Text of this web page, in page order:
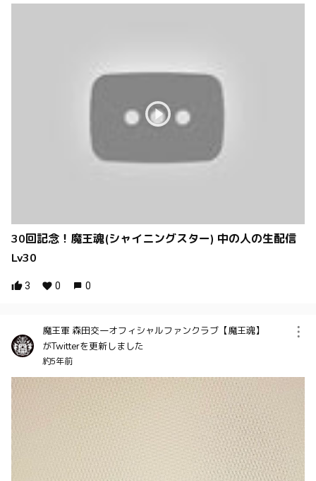
30回記念！魔王魂(シャイニングスター) 中の人の生配信
Lv30
3 0 0
魔王軍 森田交一オフィシャルファンクラブ【魔王魂】
がTwitterを更新しました
約5年前